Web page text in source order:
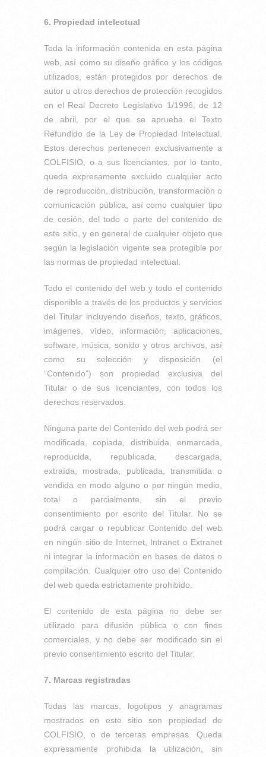
6. Propiedad intelectual
Toda la información contenida en esta página
web, así como su diseño gráfico y los códigos
utilizados, están protegidos por derechos de
autor u otros derechos de protección recogidos
en el Real Decreto Legislativo 1/1996, de 12
de abril, por el que se aprueba el Texto
Refundido de la Ley de Propiedad Intelectual.
Estos derechos pertenecen exclusivamente a
COLFISIO, o a sus licenciantes, por lo tanto,
queda expresamente excluido cualquier acto
de reproducción, distribución, transformación o
comunicación pública, así como cualquier tipo
de cesión, del todo o parte del contenido de
este sitio, y en general de cualquier objeto que
según la legislación vigente sea protegible por
las normas de propiedad intelectual.
Todo el contenido del web y todo el contenido
disponible a través de los productos y servicios
del Titular incluyendo diseños, texto, gráficos,
imágenes, vídeo, información, aplicaciones,
software, música, sonido y otros archivos, así
como su selección y disposición (el
“Contenido”) son propiedad exclusiva del
Titular o de sus licenciantes, con todos los
derechos reservados.
Ninguna parte del Contenido del web podrá ser
modificada, copiada, distribuida, enmarcada,
reproducida, republicada, descargada,
extraída, mostrada, publicada, transmitida o
vendida en modo alguno o por ningún medio,
total o parcialmente, sin el previo
consentimiento por escrito del Titular. No se
podrá cargar o republicar Contenido del web
en ningún sitio de Internet, Intranet o Extranet
ni integrar la información en bases de datos o
compilación. Cualquier otro uso del Contenido
del web queda estrictamente prohibido.
El contenido de esta página no debe ser
utilizado para difusión pública o con fines
comerciales, y no debe ser modificado sin el
previo consentimiento escrito del Titular.
7. Marcas registradas
Todas las marcas, logotipos y anagramas
mostrados en este sitio son propiedad de
COLFISIO, o de terceras empresas. Queda
expresamente prohibida la utilización, sin